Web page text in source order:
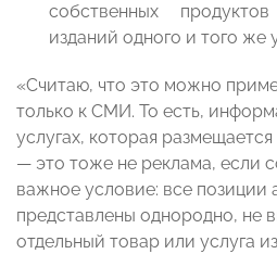
собственных
изданий одного и того же
«Считаю, что это можно
только к СМИ. То есть,
услугах, которая
— это тоже не реклама, если
важное условие: все позиции
представлены однородно, не
отдельный товар или услуга